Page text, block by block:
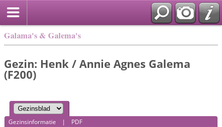
Galama's & Galema's
Gezin: Henk / Annie Agnes Galema
(F200)
Gezinsinformatie | PDF